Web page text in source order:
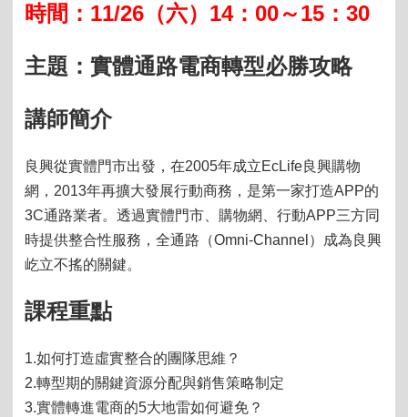
時間： 11/26 （六） 14： 00～15：30
主題：實體通路電商轉型必勝攻略
講師簡介
良興從實體門市出發，在2005年成立EcLife良興購物
網，2013年再擴大發展行動商務，是第一家打造APP的
3C通路業者。透過實體門市、購物網、行動APP三方同
時提供整合性服務，全通路（Omni-Channel）成為良興
屹立不搖的關鍵。
課程重點
1.如何打造虛實整合的團隊思維？
2.轉型期的關鍵資源分配與銷售策略制定
3.實體轉進電商的5大地雷如何避免？